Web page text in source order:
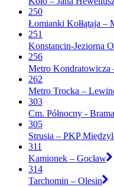
250
Łomianki Kołłątaja –
251
Konstancin-Jeziorna
256
Metro Kondratowicza
262
Metro Trocka –
303
Cm. Północny -
305
Strusia – PKP
311
Kamionek – Gocław
314
Tarchomin – Olesin